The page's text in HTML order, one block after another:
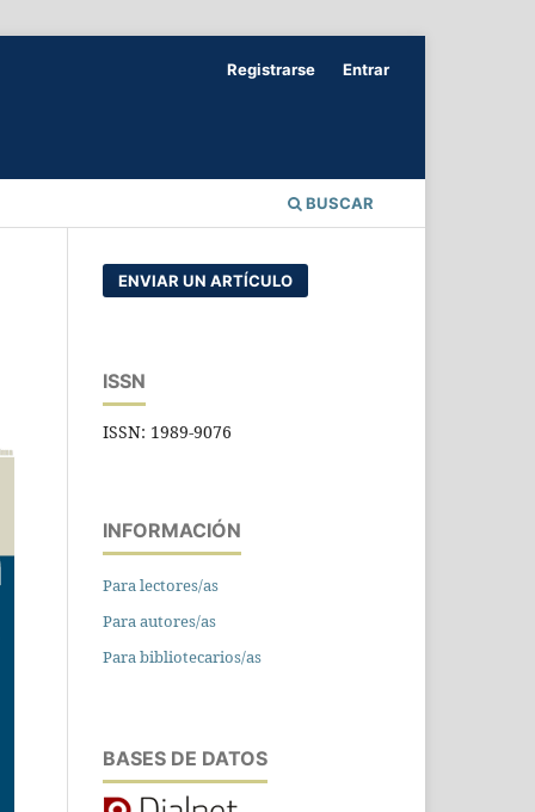
BUSCAR
Registrarse Entrar
ENVIAR UN ARTÍCULO
ISSN
ISSN: 1989-9076
INFORMACIÓN
Para lectores/as
Para autores/as
Para bibliotecarios/as
BASES DE DATOS